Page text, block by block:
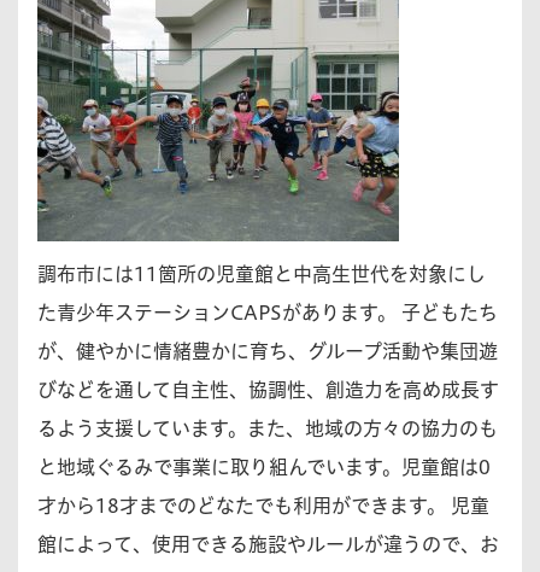
調布市には11箇所の児童館と中高生世代を対象にし
た青少年ステーションCAPSがあります。 子どもたち
が、健やかに情緒豊かに育ち、グループ活動や集団遊
びなどを通して自主性、協調性、創造力を高め成長す
るよう支援しています。また、地域の方々の協力のも
と地域ぐるみで事業に取り組んでいます。児童館は0
才から18才までのどなたでも利用ができます。 児童
館によって、使用できる施設やルールが違うので、お